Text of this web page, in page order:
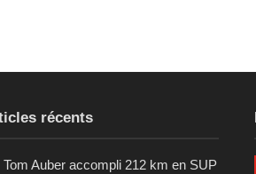
récents
Tom Auber accompli 212 km en SUP